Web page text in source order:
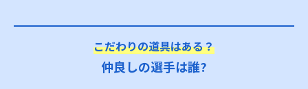
こだわりの道具はある？
仲良しの選手は誰?